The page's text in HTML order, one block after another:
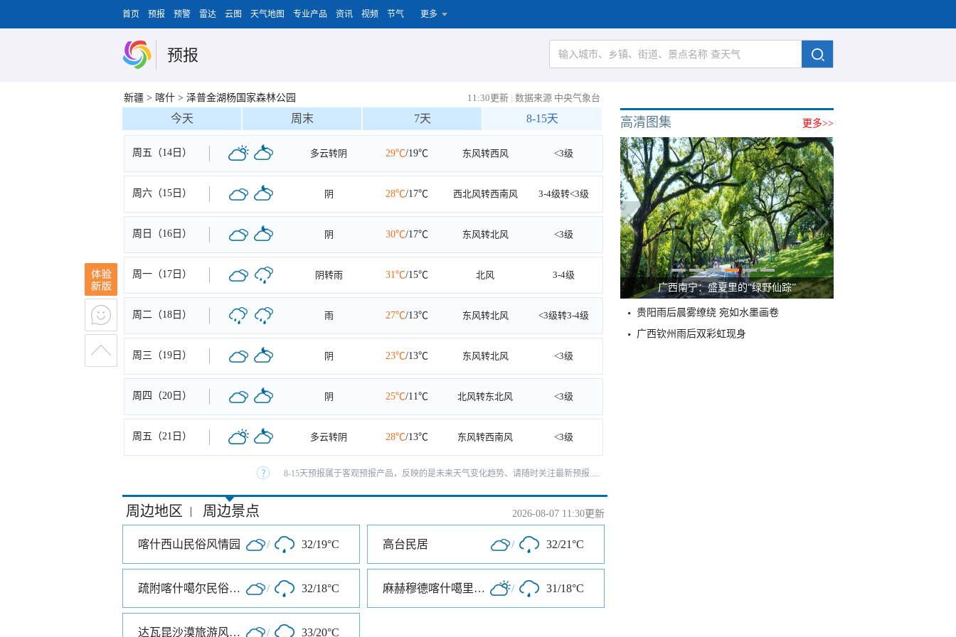
首页 预报 预警 雷达 云图 天气地图 专业产品 资讯 视频 节气 更多
预报
新疆 > 喀什 > 泽普金湖杨国家森林公园 11:30更新 | 数据来源 中央气象台
今天 周末 7天 8-15天
周五（14日） 多云转阴 29℃/19℃ 东风转西风 <3级
周六（15日） 阴 28℃/17℃ 西北风转西南风 3-4级转<3级
周日（16日） 阴 30℃/17℃ 东风转北风 <3级
周一（17日） 阴转雨 31℃/15℃ 北风 3-4级
周二（18日） 雨 27℃/13℃ 东风转北风 <3级转3-4级
周三（19日） 阴 23℃/13℃ 东风转北风 <3级
周四（20日） 阴 25℃/11℃ 北风转东北风 <3级
周五（21日） 多云转阴 28℃/13℃ 东风转西南风 <3级
8-15天预报属于客观预报产品，反映的是未来天气变化趋势、请随时关注最新预报.....
周边地区 | 周边景点 2026-08-07 11:30更新
喀什西山民俗风情园 / 32/19°C 高台民居 / 32/21°C
疏附喀什噶尔民俗风情园 / 32/18°C 麻赫穆德喀什噶里麻扎旅游区 / 31/18°C
达瓦昆沙漠旅游风景区 / 33/20°C
更多>>
高清图集
广西南宁：盛夏里的“绿野仙踪”
贵阳雨后晨雾缭绕 宛如水墨画卷
广西钦州雨后双彩虹现身